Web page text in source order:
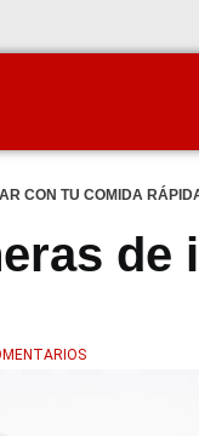
CON TU COMIDA